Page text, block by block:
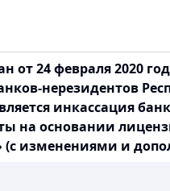
от 24 февраля 2020
нерезидентов
инкассация
на основании
изменениями и